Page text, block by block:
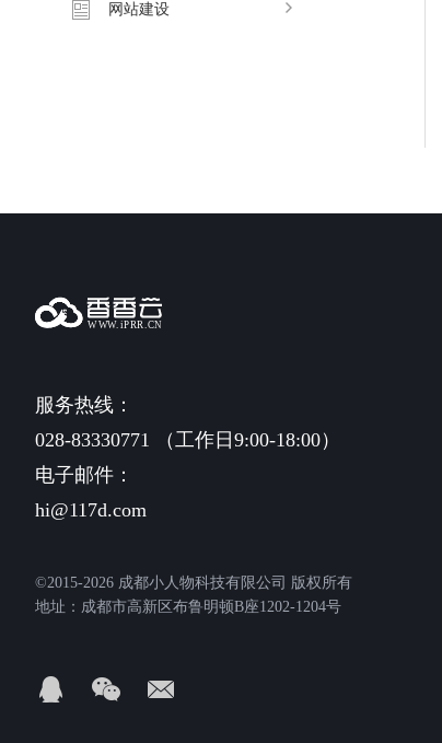
网站建设
服务热线：
028-83330771 （工作日9:00-18:00）
电子邮件：
hi@117d.com
©2015-2026 成都小人物科技有限公司 版权所有
地址：成都市高新区布鲁明顿B座1202-1204号